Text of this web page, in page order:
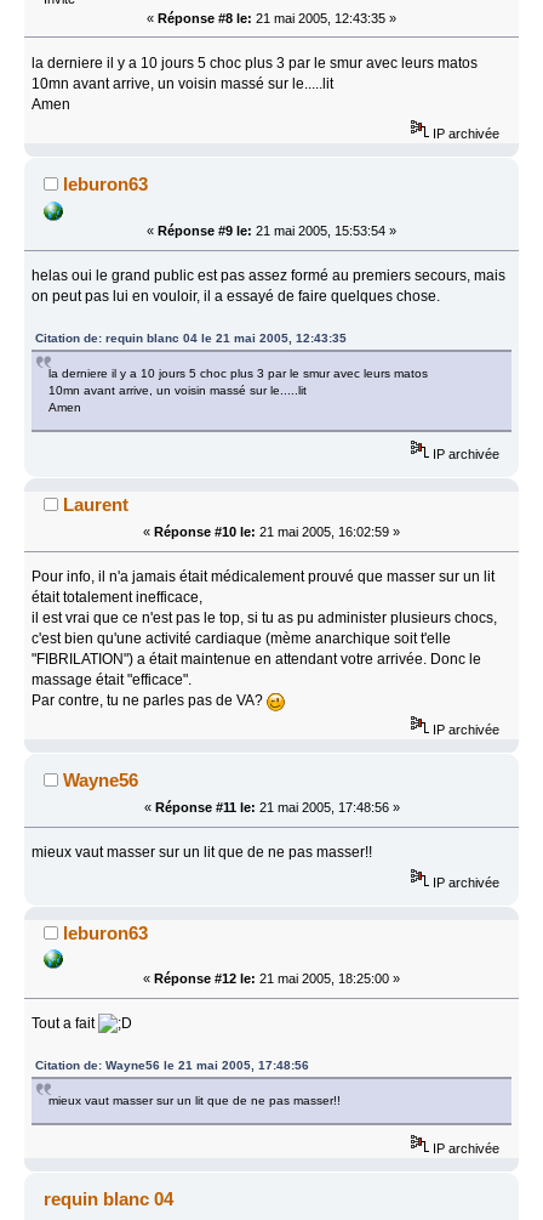
« Réponse #8 le: 21 mai 2005, 12:43:35 »
la derniere il y a 10 jours 5 choc plus 3 par le smur avec leurs matos
10mn avant arrive, un voisin massé sur le.....lit
Amen
IP archivée
leburon63
« Réponse #9 le: 21 mai 2005, 15:53:54 »
helas oui le grand public est pas assez formé au premiers secours, mais
on peut pas lui en vouloir, il a essayé de faire quelques chose.
Citation de: requin blanc 04 le 21 mai 2005, 12:43:35
la derniere il y a 10 jours 5 choc plus 3 par le smur avec leurs matos
10mn avant arrive, un voisin massé sur le.....lit
Amen
IP archivée
Laurent
« Réponse #10 le: 21 mai 2005, 16:02:59 »
Pour info, il n'a jamais était médicalement prouvé que masser sur un lit
était totalement inefficace,
il est vrai que ce n'est pas le top, si tu as pu administer plusieurs chocs,
c'est bien qu'une activité cardiaque (mème anarchique soit t'elle
"FIBRILATION") a était maintenue en attendant votre arrivée. Donc le
massage était "efficace".
Par contre, tu ne parles pas de VA?
IP archivée
Wayne56
« Réponse #11 le: 21 mai 2005, 17:48:56 »
mieux vaut masser sur un lit que de ne pas masser!!
IP archivée
leburon63
« Réponse #12 le: 21 mai 2005, 18:25:00 »
Tout a fait
Citation de: Wayne56 le 21 mai 2005, 17:48:56
mieux vaut masser sur un lit que de ne pas masser!!
IP archivée
requin blanc 04